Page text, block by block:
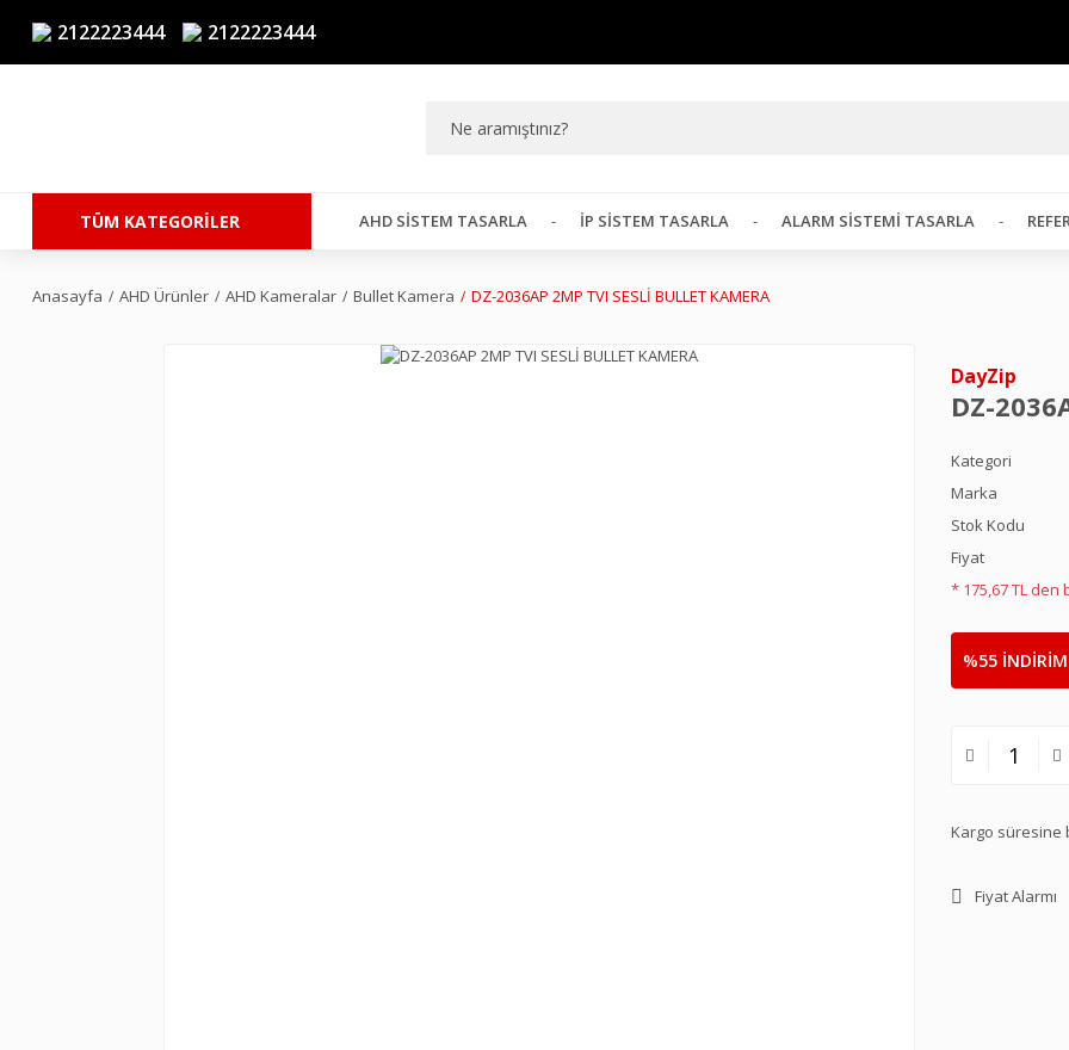
2122223444 2122223444
TÜM KATEGORİLER AHD SISTEM TASARLA İP SISTEM TASARLA ALARM SISTEMI TASARLA
Anasayfa AHD Ürünler AHD Kameralar Bullet Kamera DZ-2036AP 2MP TVI SESLİ BULLET KAMERA
DayZip
DZ-
Kategori
Marka
Stok Kodu
Fiyat
* 175,67 TL
%55 İNDİRİM
Kargo süresine
Fiyat Alarmı